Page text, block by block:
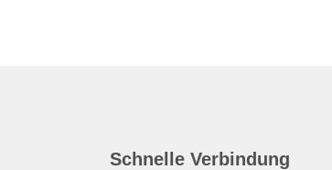
Schnelle Verbindung